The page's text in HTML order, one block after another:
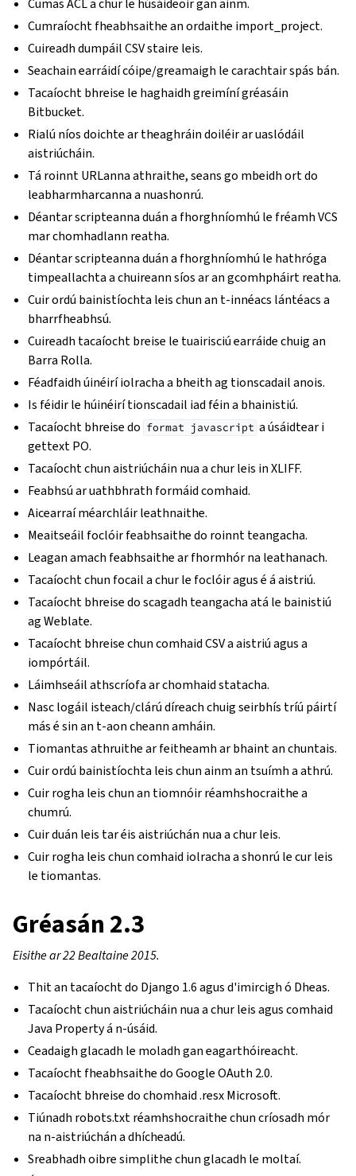
Cumas ACL a chur le húsáideoir gan ainm.
Cumraíocht fheabhsaithe an ordaithe import_project.
Cuireadh dumpáil CSV staire leis.
Seachain earráidí cóipe/greamaigh le carachtair spás bán.
Tacaíocht bhreise le haghaidh greimíní gréasáin
Bitbucket.
Rialú níos doichte ar theaghráin doiléir ar uaslódáil
aistriúcháin.
Tá roinnt URLanna athraithe, seans go mbeidh ort do
leabharmharcanna a nuashonrú.
Déantar scripteanna duán a fhorghníomhú le fréamh VCS
mar chomhadlann reatha.
Déantar scripteanna duán a fhorghníomhú le hathróga
timpeallachta a chuireann síos ar an gcomhpháirt reatha.
Cuir ordú bainistíochta leis chun an t-innéacs lántéacs a
bharrfheabhsú.
Cuireadh tacaíocht breise le tuairisciú earráide chuig an
Barra Rolla.
Féadfaidh úinéirí iolracha a bheith ag tionscadail anois.
Is féidir le húinéirí tionscadail iad féin a bhainistiú.
Tacaíocht bhreise do format javascript a úsáidtear i
gettext PO.
Tacaíocht chun aistriúcháin nua a chur leis in XLIFF.
Feabhsú ar uathbhrath formáid comhaid.
Aicearraí méarchláir leathnaithe.
Meaitseáil foclóir feabhsaithe do roinnt teangacha.
Leagan amach feabhsaithe ar fhormhór na leathanach.
Tacaíocht chun focail a chur le foclóir agus é á aistriú.
Tacaíocht bhreise do scagadh teangacha atá le bainistiú
ag Weblate.
Tacaíocht bhreise chun comhaid CSV a aistriú agus a
iompórtáil.
Láimhseáil athscríofa ar chomhaid statacha.
Nasc logáil isteach/clárú díreach chuig seirbhís tríú páirtí
más é sin an t-aon cheann amháin.
Tiomantas athruithe ar feitheamh ar bhaint an chuntais.
Cuir ordú bainistíochta leis chun ainm an tsuímh a athrú.
Cuir rogha leis chun an tiomnóir réamhshocraithe a
chumrú.
Cuir duán leis tar éis aistriúchán nua a chur leis.
Cuir rogha leis chun comhaid iolracha a shonrú le cur leis
le tiomantas.
Gréasán 2.3
Eisithe ar 22 Bealtaine 2015.
Thit an tacaíocht do Django 1.6 agus d'imircigh ó Dheas.
Tacaíocht chun aistriúcháin nua a chur leis agus comhaid
Java Property á n-úsáid.
Ceadaigh glacadh le moladh gan eagarthóireacht.
Tacaíocht fheabhsaithe do Google OAuth 2.0.
Tacaíocht bhreise do chomhaid .resx Microsoft.
Tiúnadh robots.txt réamhshocraithe chun críosadh mór
na n-aistriúchán a dhícheadú.
Sreabhadh oibre simplithe chun glacadh le moltaí.